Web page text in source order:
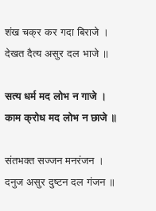
शंख चक्र कर गदा बिराजे ।
देखत दैत्य असुर दल भाजे ॥
सत्य धर्म मद लोभ न गाजे ।
काम क्रोध मद लोभ न छाजे ॥
संतभक्त सज्जन मनरंजन ।
दनुज असुर दुष्टन दल गंजन ॥